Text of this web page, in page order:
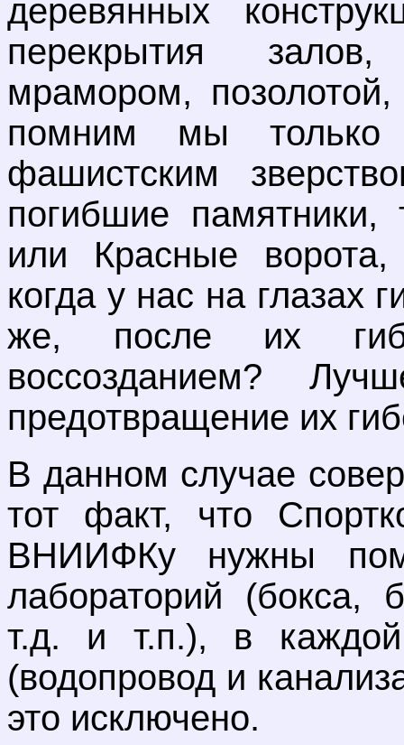
деревянных
перекрытия
мрамором,
помним мы
фашистским
погибшие
или Красные
когда у нас на глазах
же, после их
воссозданием?
предотвращение их
В данном случае
тот факт, что
ВНИИФКу нужны
лабораторий (бокса,
т.д. и т.п.), в
(водопровод и
это исключено.